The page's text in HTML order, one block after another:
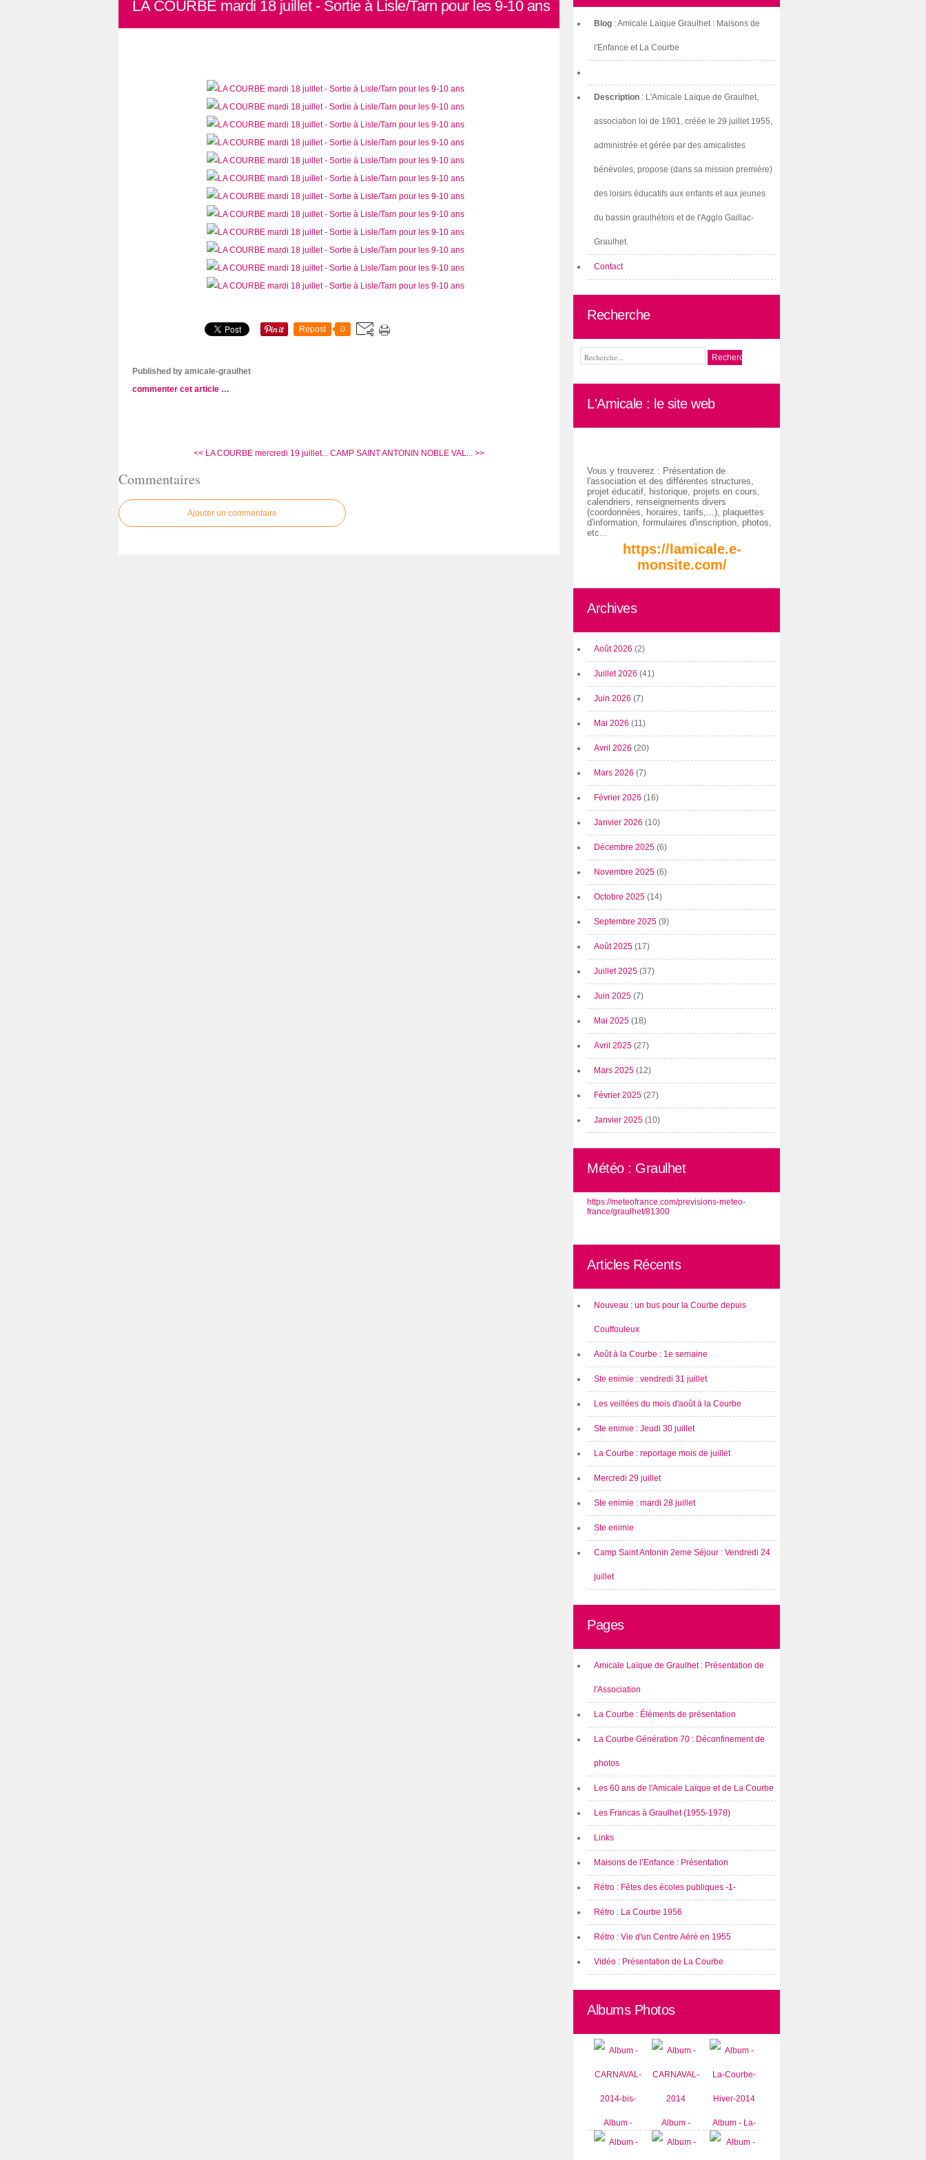
LA COURBE mardi 18 juillet - Sortie à Lisle/Tarn pour les 9-10 ans
Repost 0
Published by amicale-graulhet
commenter cet article …
<< LA COURBE mercredi 19 juillet... CAMP SAINT ANTONIN NOBLE VAL... >>
Commentaires
Ajouter un commentaire
Blog : Amicale Laïque Graulhet : Maisons de
l'Enfance et La Courbe
Description : L'Amicale Laïque de Graulhet,
association loi de 1901, créée le 29 juillet 1955,
administrée et gérée par des amicalistes
bénévoles, propose (dans sa mission première)
des loisirs éducatifs aux enfants et aux jeunes
du bassin graulhétois et de l'Agglo Gaillac-
Graulhet.
Contact
Recherche
L'Amicale : le site web
Vous y trouverez : Présentation de
l'association et des différentes structures,
projet éducatif, historique, projets en cours,
calendriers, renseignements divers
(coordonnées, horaires, tarifs,...), plaquettes
d'information, formulaires d'inscription, photos,
etc...
https://lamicale.e-
monsite.com/
Archives
Août 2026 (2)
Juillet 2026 (41)
Juin 2026 (7)
Mai 2026 (11)
Avril 2026 (20)
Mars 2026 (7)
Février 2026 (16)
Janvier 2026 (10)
Décembre 2025 (6)
Novembre 2025 (6)
Octobre 2025 (14)
Septembre 2025 (9)
Août 2025 (17)
Juillet 2025 (37)
Juin 2025 (7)
Mai 2025 (18)
Avril 2025 (27)
Mars 2025 (12)
Février 2025 (27)
Janvier 2025 (10)
Météo : Graulhet
https://meteofrance.com/previsions-meteo-
france/graulhet/81300
Articles Récents
Nouveau : un bus pour la Courbe depuis
Couffouleux
Août à la Courbe : 1e semaine
Ste enimie : vendredi 31 juillet
Les veillées du mois d'août à la Courbe
Ste enimie : Jeudi 30 juillet
La Courbe : reportage mois de juillet
Mercredi 29 juillet
Ste enimie : mardi 28 juillet
Ste enimie
Camp Saint Antonin 2eme Séjour : Vendredi 24
juillet
Pages
Amicale Laïque de Graulhet : Présentation de
l'Association
La Courbe : Éléments de présentation
La Courbe Génération 70 : Déconfinement de
photos
Les 60 ans de l'Amicale Laïque et de La Courbe
Les Francas à Graulhet (1955-1978)
Links
Maisons de l’Enfance : Présentation
Rétro : Fêtes des écoles publiques -1-
Rétro : La Courbe 1956
Rétro : Vie d'un Centre Aéré en 1955
Vidéo : Présentation de La Courbe
Albums Photos
Album -
CARNAVAL-
Album -
CARNAVAL-
Album - La-
Courbe-